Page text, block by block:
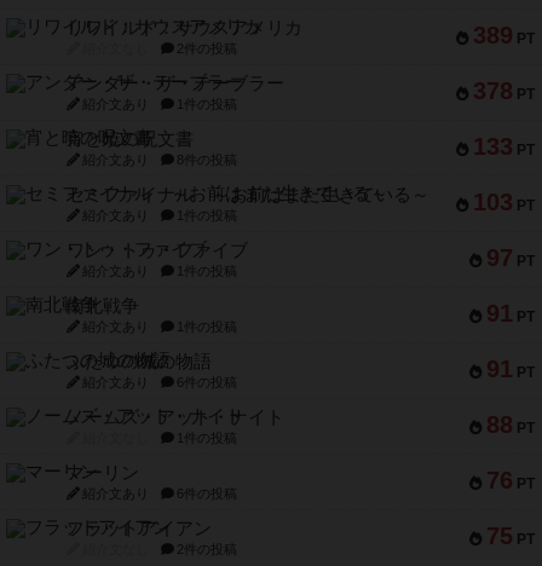
389 PT
リワイルド：サウスアメリカ
2件の投稿
378 PT
アンダー・ザ・テーブラー
紹介文あり 1件の投稿
133 PT
宵と暁の呪文書
紹介文あり 8件の投稿
103 PT
セミファイナル ～お前はまだ生きている～
紹介文あり 1件の投稿
97 PT
ワン・トゥ・ファイブ
紹介文あり 1件の投稿
91 PT
南北戦争
紹介文あり 1件の投稿
91 PT
ふたつの城の物語
紹介文あり 6件の投稿
88 PT
ノームズ・アット・ナイト
1件の投稿
76 PT
マーリン
紹介文あり 6件の投稿
75 PT
フラットアイアン
2件の投稿